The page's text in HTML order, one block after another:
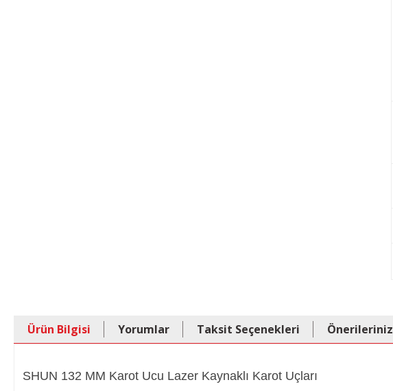
Ürün Bilgisi Yorumlar Taksit Seçenekleri Önerileriniz
SHUN 132 MM Karot Ucu Lazer Kaynaklı Karot Uçları